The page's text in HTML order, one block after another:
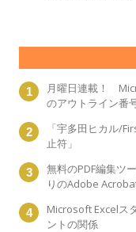
月曜日連載！
のアウトライン番
「宇多田ヒカル/
止符」
無料のPDF編集ツ
りのAdobe
Microsoft Excelス
ントの関係